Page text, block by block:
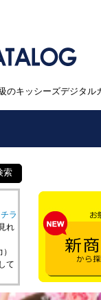
のキッシーズデジタル
索
ラ
れ
て